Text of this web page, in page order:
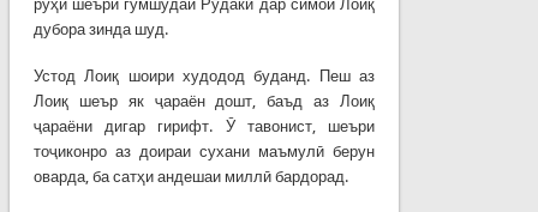
руҳи шеъри гумшудаи Рӯдакӣ дар симои Лоиқ
дубора зинда шуд.
Устод Лоиқ шоири худодод буданд. Пеш аз
Лоиқ шеър як ҷараён дошт, баъд аз Лоиқ
ҷараёни дигар гирифт. Ӯ тавонист, шеъри
тоҷиконро аз доираи сухани маъмулӣ берун
оварда, ба сатҳи андешаи миллӣ бардорад.